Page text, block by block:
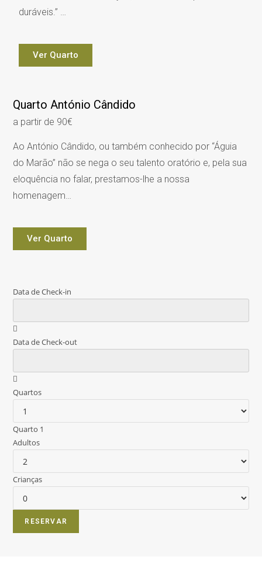
duráveis.” …
Ver Quarto
Quarto António Cândido
a partir de 90€
Ao António Cândido, ou também conhecido por “Águia
do Marão” não se nega o seu talento oratório e, pela sua
eloquência no falar, prestamos-lhe a nossa
homenagem…
Ver Quarto
Data de Check-in
Data de Check-out
Quartos
Quarto 1
Adultos
Crianças